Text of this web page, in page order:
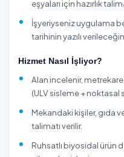
gerekli temas süresinin
TemizlikExpress
onaylı firmalardan
yorumlarını ve
online rezervasyon
doğrulamasından